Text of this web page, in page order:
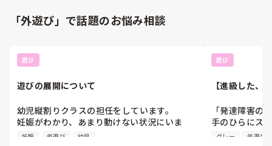
「外遊び」で話題のお悩み相談
遊び
遊びの展開について
幼児縦割りクラスの担任をしています。
妊娠がわかり、あまり動けない状況にいま
す。
妊娠 外遊び 幼児
遊び
【進級した、
「発達障害の
手のひらにス
顎ゴムをくち
グレー 外遊び